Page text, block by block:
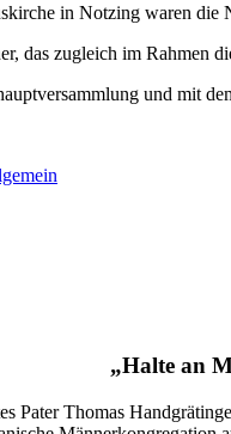
in Notzing waren
das zugleich im Rahmen
und mit
„Halte an
Pater Thomas